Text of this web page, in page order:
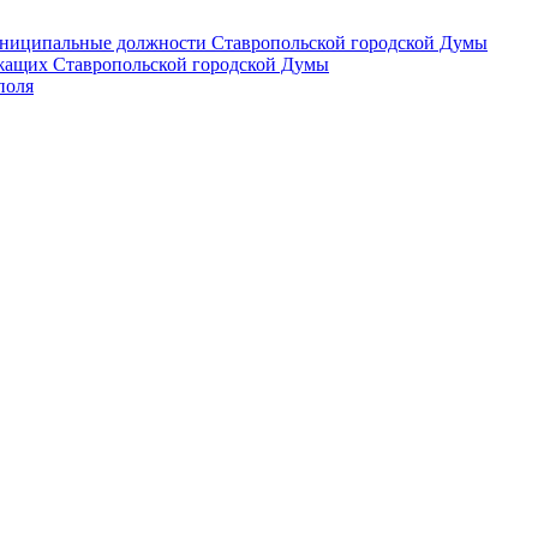
должности Ставропольской городской Думы
Ставропольской городской Думы